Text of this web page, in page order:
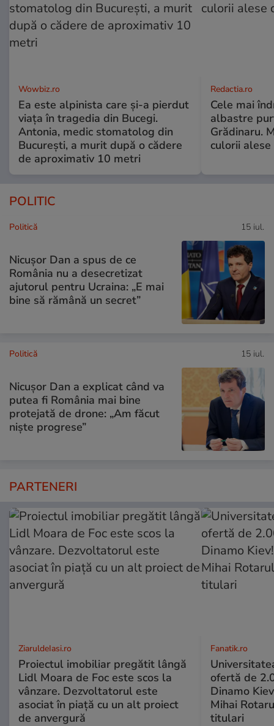
Wowbiz.ro
Ea este alpinista care și-a pierdut
viața în tragedia din Bucegi.
Antonia, medic stomatolog din
București, a murit după o cădere
de aproximativ 10 metri
Redactia.ro
Cele mai
albastre
Grădinaru.
culorii
POLITIC
Politică 15 iul.
Nicușor Dan a spus de ce
România nu a desecretizat
ajutorul pentru Ucraina: „E mai
bine să rămână un secret”
Politică 15 iul.
Nicușor Dan a explicat când va
putea fi România mai bine
protejată de drone: „Am făcut
niște progrese”
PARTENERI
ZiaruldeIasi.ro
Proiectul imobiliar pregătit lângă
Lidl Moara de Foc este scos la
vânzare. Dezvoltatorul este
asociat în piață cu un alt proiect
de anvergură
Fanatik.ro
ofertă de
Dinamo
Mihai
titulari